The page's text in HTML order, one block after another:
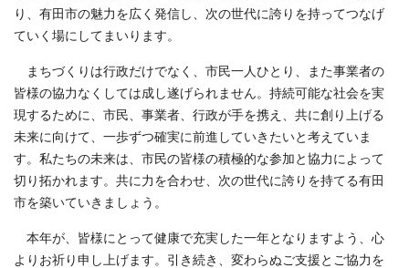
り、有田市の魅力を広く発信し、次の世代に誇りを持ってつなげ
ていく場にしてまいります。
まちづくりは行政だけでなく、市民一人ひとり、また事業者の
皆様の協力なくしては成し遂げられません。持続可能な社会を実
現するために、市民、事業者、行政が手を携え、共に創り上げる
未来に向けて、一歩ずつ確実に前進していきたいと考えていま
す。私たちの未来は、市民の皆様の積極的な参加と協力によって
切り拓かれます。共に力を合わせ、次の世代に誇りを持てる有田
市を築いていきましょう。
本年が、皆様にとって健康で充実した一年となりますよう、心
よりお祈り申し上げます。引き続き、変わらぬご支援とご協力を